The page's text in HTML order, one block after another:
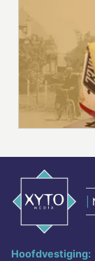
Hoofdvestiging: